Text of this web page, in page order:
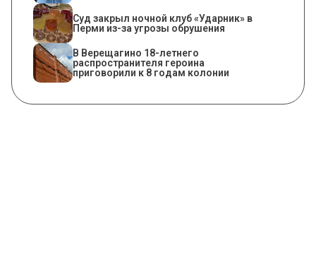
Суд закрыл ночной клуб «Ударник» в
Перми из-за угрозы обрушения
В Верещагино 18-летнего
распространителя героина
приговорили к 8 годам колонии